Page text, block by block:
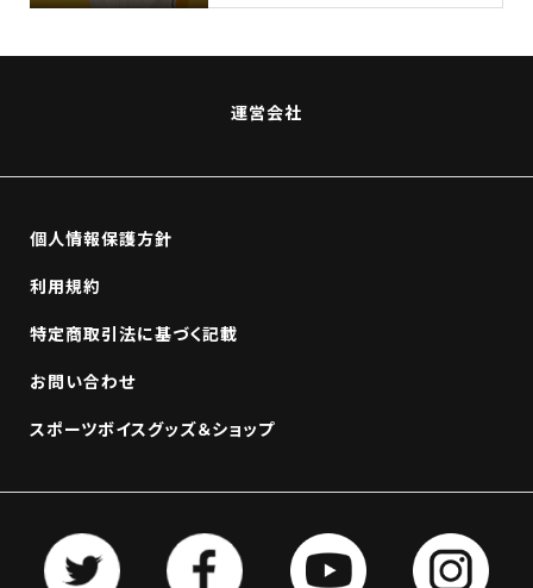
運営会社
個人情報保護方針
利用規約
特定商取引法に基づく記載
お問い合わせ
スポーツボイスグッズ＆ショップ